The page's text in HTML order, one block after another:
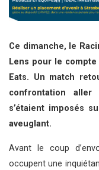
Ce dimanche, le
Lens pour le
Eats. Un match
confrontation
s’étaient imposés
aveuglant.
Avant le coup
occupent une